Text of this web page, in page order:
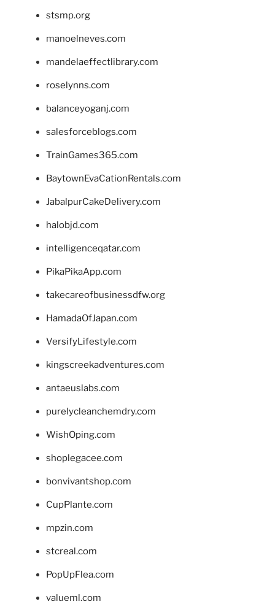
stsmp.org
manoelneves.com
mandelaeffectlibrary.com
roselynns.com
balanceyoganj.com
salesforceblogs.com
TrainGames365.com
BaytownEvaCationRentals.com
JabalpurCakeDelivery.com
halobjd.com
intelligenceqatar.com
PikaPikaApp.com
takecareofbusinessdfw.org
HamadaOfJapan.com
VersifyLifestyle.com
kingscreekadventures.com
antaeuslabs.com
purelycleanchemdry.com
WishOping.com
shoplegacee.com
bonvivantshop.com
CupPlante.com
mpzin.com
stcreal.com
PopUpFlea.com
valueml.com